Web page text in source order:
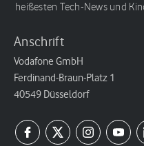
heißesten Tech-News und
Anschrift
Vodafone GmbH
Ferdinand-Braun-Platz 1
40549 Düsseldorf